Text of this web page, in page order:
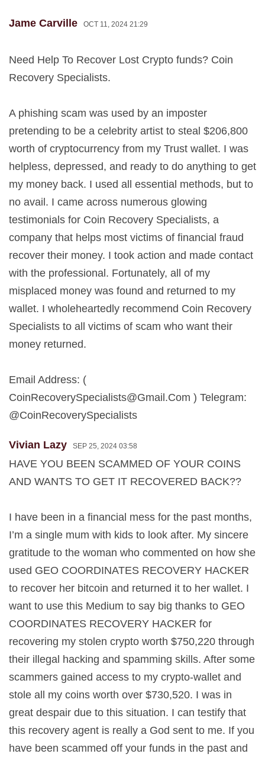
Jame Carville OCT 11, 2024 21:29
Need Help To Recover Lost Crypto funds? Coin
Recovery Specialists.
A phishing scam was used by an imposter
pretending to be a celebrity artist to steal $206,800
worth of cryptocurrency from my Trust wallet. I was
helpless, depressed, and ready to do anything to get
my money back. I used all essential methods, but to
no avail. I came across numerous glowing
testimonials for Coin Recovery Specialists, a
company that helps most victims of financial fraud
recover their money. I took action and made contact
with the professional. Fortunately, all of my
misplaced money was found and returned to my
wallet. I wholeheartedly recommend Coin Recovery
Specialists to all victims of scam who want their
money returned.
Email Address: (
CoinRecoverySpecialists@Gmail.Com ) Telegram:
@CoinRecoverySpecialists
Vivian Lazy SEP 25, 2024 03:58
HAVE YOU BEEN SCAMMED OF YOUR COINS
AND WANTS TO GET IT RECOVERED BACK??
I have been in a financial mess for the past months,
I’m a single mum with kids to look after. My sincere
gratitude to the woman who commented on how she
used GEO COORDINATES RECOVERY HACKER
to recover her bitcoin and returned it to her wallet. I
want to use this Medium to say big thanks to GEO
COORDINATES RECOVERY HACKER for
recovering my stolen crypto worth $750,220 through
their illegal hacking and spamming skills. After some
scammers gained access to my crypto-wallet and
stole all my coins worth over $730,520. I was in
great despair due to this situation. I can testify that
this recovery agent is really a God sent to me. If you
have been scammed off your funds in the past and